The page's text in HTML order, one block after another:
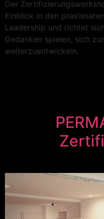
Der
Einblick in den
Leadership und richtet
Gedanken spielen, sich
weiterzuentwickeln.